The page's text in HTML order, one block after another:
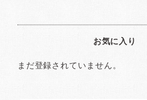
お気に入り
まだ登録されていません。